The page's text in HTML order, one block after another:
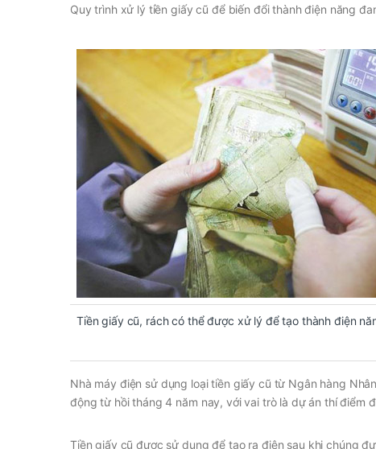
Quy trình xử lý tiền giấy cũ để biến đổi thành điện năng
Tiền giấy cũ, rách có thể được xử lý để tạo thành điện
Nhà máy điện sử dụng loại tiền giấy cũ từ Ngân hàng
động từ hồi tháng 4 năm nay, với vai trò là dự án thí điểm
Tiền giấy cũ được sử dụng để tạo ra điện sau khi chúng